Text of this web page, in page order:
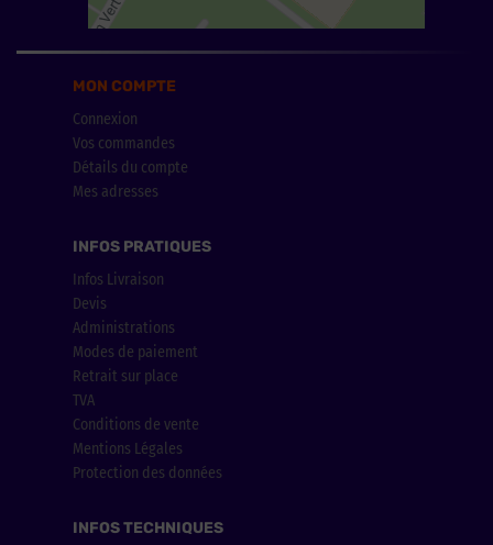
MON COMPTE
Connexion
Vos commandes
Détails du compte
Mes adresses
INFOS PRATIQUES
Infos Livraison
Devis
Administrations
Modes de paiement
Retrait sur place
TVA
Conditions de vente
Mentions Légales
Protection des données
INFOS TECHNIQUES